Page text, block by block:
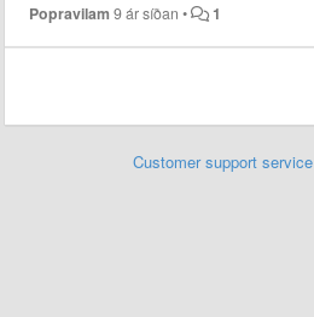
Popravilam 9 ár síðan • 1
Customer support service